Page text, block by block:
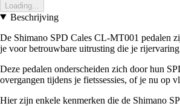
Loading...
Beschrijving
De Shimano SPD Cales CL-MT001 pedalen
je voor betrouwbare uitrusting die je
Deze pedalen onderscheiden zich door hun
overgangen tijdens je fietssessies, of je nu op
Hier zijn enkele kenmerken die de Shimano